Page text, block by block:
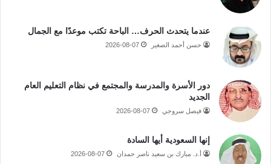
عندما يتحدث الحرف… الباحة تكتب موعدًا مع الجمال
حسن أحمد الصغير 2026-08-07
دور الأسرة والمدرسة والمجتمع في نظام التعليم العام
الجديد
فيصل سروجي 2026-08-07
إنها السعودية أيها السادة
أ.د. مبارك بن سعيد ناصر حمدان 2026-08-07